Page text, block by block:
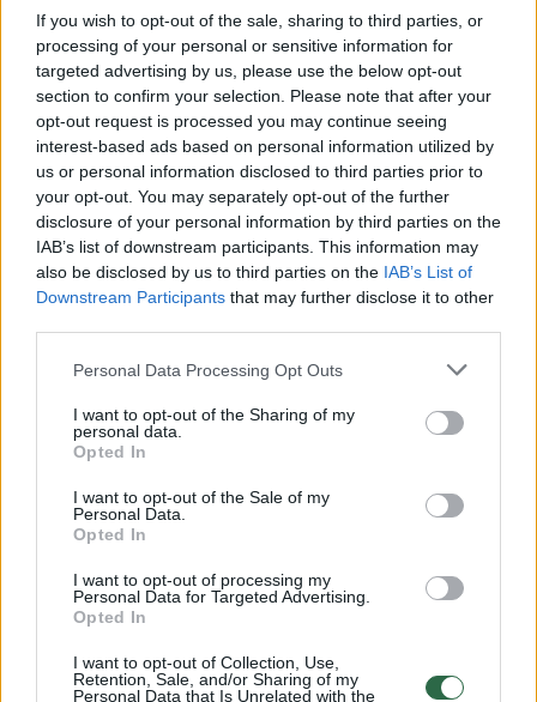
If you wish to opt-out of the sale, sharing to third parties, or
processing of your personal or sensitive information for
targeted advertising by us, please use the below opt-out
section to confirm your selection. Please note that after your
opt-out request is processed you may continue seeing
interest-based ads based on personal information utilized by
us or personal information disclosed to third parties prior to
your opt-out. You may separately opt-out of the further
disclosure of your personal information by third parties on the
IAB’s list of downstream participants. This information may
also be disclosed by us to third parties on the IAB’s List of
Downstream Participants that may further disclose it to other
Personal Data Processing Opt Outs
I want to opt-out of the Sharing of my
personal data.
Opted In
I want to opt-out of the Sale of my
Personal Data.
Opted In
I want to opt-out of processing my
Personal Data for Targeted Advertising.
Opted In
I want to opt-out of Collection, Use,
Retention, Sale, and/or Sharing of my
Personal Data that Is Unrelated with the
Pasaulis
Visi įrašai
Žiūrimiausi įrašai
00:00:30
Vaizdai iš tragiškos avarijos Vilniaus r.: dviejų moterų ir
vaiko gyvybių išgelbėti nepavyko
Žinios | Lietuvos diena
Savaitės vidurys nusimato karštas: temperatūra kils iki
32 laipsnių šilumos
Žinios | Orai
00:15:54
V. Zalužno pasisakymą laiko bandymu įsitvirtinti
Laidos | Nauja diena